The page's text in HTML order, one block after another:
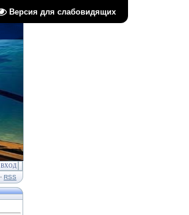
Версия для слабовидящих
ВХОД
· RSS